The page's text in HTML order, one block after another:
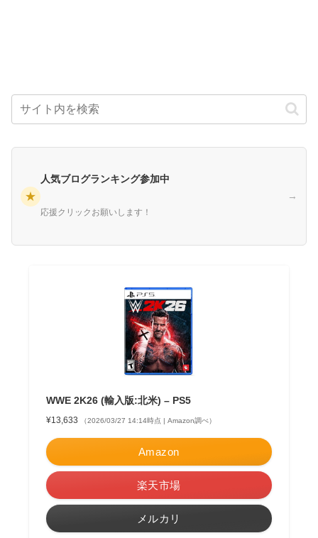
★
人気ブログランキング参加中
応援クリックお願いします！
→
WWE 2K26 (輸入版:北米) – PS5
¥13,633 （2026/03/27 14:14時点 | Amazon調べ）
Amazon
楽天市場
メルカリ